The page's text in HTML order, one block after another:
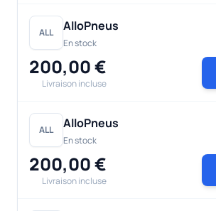
ALL AlloPneus
En stock
200,00 €
Livraison incluse
ALL AlloPneus
En stock
200,00 €
Livraison incluse